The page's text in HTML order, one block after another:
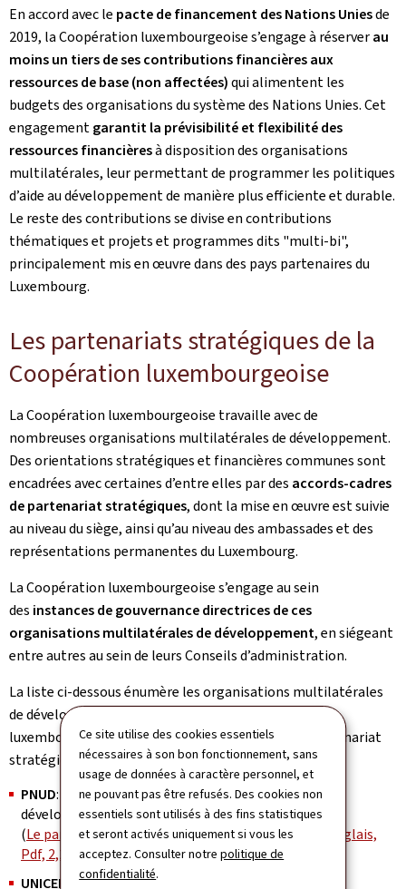
Ce site utilise des cookies essentiels
nécessaires à son bon fonctionnement, sans
usage de données à caractère personnel, et
ne pouvant pas être refusés. Des cookies non
essentiels sont utilisés à des fins statistiques
et seront activés uniquement si vous les
acceptez. Consulter notrepolitique de
confidentialité.
En accord avec le pacte de financement des Nations Uniesde
2019, la Coopération luxembourgeoise s’engage à réserverau
moins un tiers de ses contributions financières aux
ressources de base (non affectées)qui alimentent les
budgets des organisations du système des Nations Unies. Cet
engagementgarantit la prévisibilité et flexibilité des
ressources financièresà disposition des organisations
multilatérales, leur permettant de programmer les politiques
d’aide au développement de manière plus efficiente et durable.
Le reste des contributions se divise en contributions
thématiques et projets et programmes dits "multi-bi",
principalement mis en œuvre dans des pays partenaires du
Luxembourg.
Les partenariats stratégiques de la
Coopération luxembourgeoise
La Coopération luxembourgeoise travaille avec de
nombreuses organisations multilatérales de développement.
Des orientations stratégiques et financières communes sont
encadrées avec certaines d’entre elles par des accords-cadres
de partenariat stratégiques, dont la mise en œuvre est suivie
au niveau du siège, ainsi qu’au niveau des ambassades et des
représentations permanentes du Luxembourg.
La Coopération luxembourgeoise s’engage au sein
des instances de gouvernance directrices de ces
organisations multilatérales de développement, en siégeant
entre autres au sein de leurs Conseils d’administration.
La liste ci-dessous énumère les organisations multilatérales
de développement avec lesquelles la Coopération
luxembourgeoise a conclu des accords-cadres de partenariat
stratégiques (liste non exhaustive) :
PNUD: Le Programme des Nations Unies pour le
développement
(Le partenariat entre le Luxembourg et le PNUD (Anglais,
Pdf, 2,24 Mo))
UNICEF
: Le Fonds des Nations Unies pour l'enfance